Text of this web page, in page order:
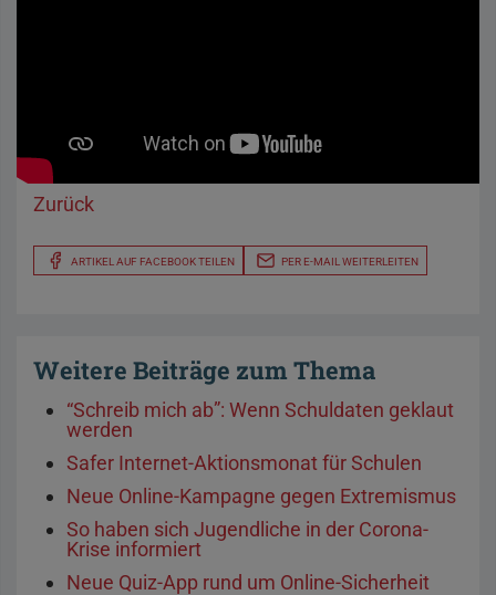
Zurück
ARTIKEL AUF FACEBOOK TEILEN PER E-MAIL WEITERLEITEN
Weitere Beiträge zum Thema
“Schreib mich ab”: Wenn Schuldaten geklaut
werden
Safer Internet-Aktionsmonat für Schulen
Neue Online-Kampagne gegen Extremismus
So haben sich Jugendliche in der Corona-
Krise informiert
Neue Quiz-App rund um Online-Sicherheit